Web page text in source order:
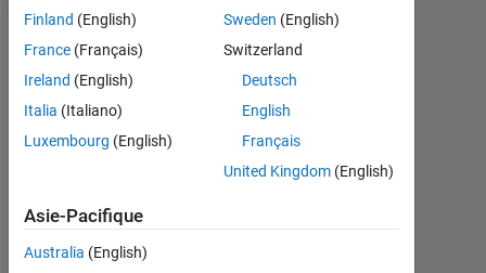
Badges
Balakrishna's
Badges
Answers
Badges
Finland (English)
France (Français)
Ireland (English)
Italia (Italiano)
Luxembourg (English)
Sweden (English)
Switzerland
Deutsch
English
Français
United Kingdom(English)
Asie-Pacifique
Australia (English)